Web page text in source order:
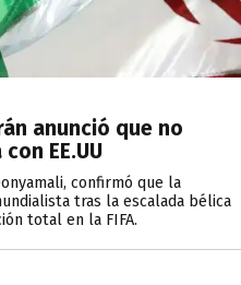
anunció que no
EE.UU
confirmó que la
tras la escalada bélica
total en la FIFA.